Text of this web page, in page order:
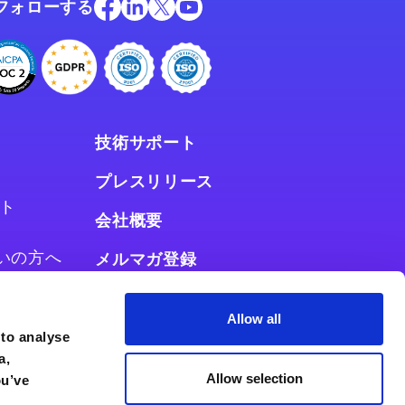
analyse
Allow all
Allow selection
ォローする
の方へ
技術サポート
プレスリリース
会社概要
メルマガ登録